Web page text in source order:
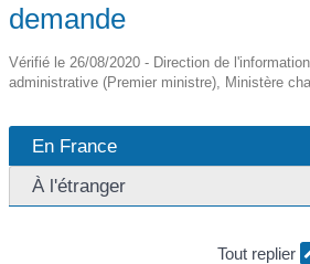
demande
Vérifié le 26/08/2020 - Direction de
administrative (Premier ministre), Ministère
En France
À l'étranger
Tout replier